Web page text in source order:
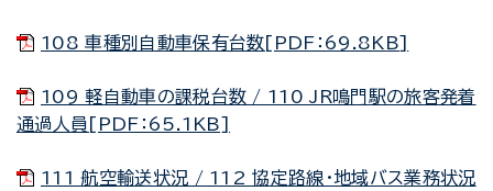
108 車種別自動車保有台数[PDF：69.8KB]
109 軽自動車の課税台数 / 110 JR鳴門駅の旅客発着
通過人員[PDF：65.1KB]
111 航空輸送状況 / 112 協定路線・地域バス業務状況